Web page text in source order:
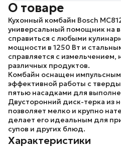
О товаре
Кухонный комбайн Bosch
универсальный помощник на
справиться с любыми
мощности в 1250 Вт и
справляется с измельчением,
различных продуктов.
Комбайн оснащен
эффективной работы с
пятью насадками для
Двусторонний диск-терка из
позволяет мелко и крупно
делает его идеальным для
супов и других блюд.
Характеристики